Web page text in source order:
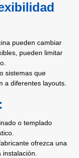
pueden cambiar
pueden limitar
sistemas que
a diferentes layouts.
o templado
ofrezca una
instalación.